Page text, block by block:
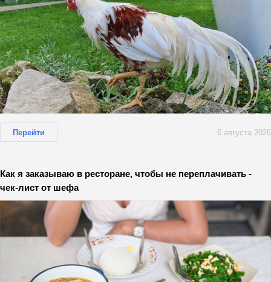
Перейти 6 августа 2026
Как я заказываю в ресторане, чтобы не переплачивать -
чек-лист от шефа